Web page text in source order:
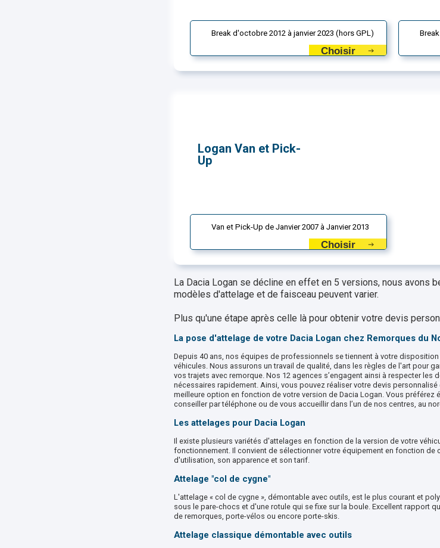
Break d'octobre 2012 à janvier 2023 (hors GPL)
Choisir
Logan Van et Pick-
Up
Van et Pick-Up de Janvier 2007 à Janvier 2013
Choisir
La Dacia Logan se décline en effet en 5 versions, nous avons
modèles d'attelage et de faisceau peuvent varier.
Plus qu'une étape après celle là pour obtenir votre devis
La pose d'attelage de votre Dacia Logan chez Remorques du
Depuis 40 ans, nos équipes de professionnels se tiennent à votre disposition
véhicules. Nous assurons un travail de qualité, dans les règles de l'art pour
vos trajets avec remorque. Nos 12 agences s’engagent ainsi à respecter
nécessaires rapidement. Ainsi, vous pouvez réaliser votre devis
meilleure option en fonction de votre version de Dacia Logan. Vous préférez
conseiller par téléphone ou de vous accueillir dans l’un de nos centres, au
Les attelages pour Dacia Logan
Il existe plusieurs variétés d'attelages en fonction de la version de votre
fonctionnement. Il convient de sélectionner votre équipement en fonction de
d'utilisation, son apparence et son tarif.
Attelage "col de cygne"
L'attelage « col de cygne », démontable avec outils, est le plus courant et
sous le pare-chocs et d'une rotule qui se fixe sur la boule. Excellent rapport
de remorques, porte-vélos ou encore porte-skis.
Attelage classique démontable avec outils